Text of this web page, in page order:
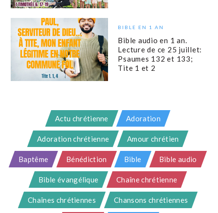
BIBLE EN 1 AN
Bible audio en 1 an.
Lecture de ce 25 juillet:
Psaumes 132 et 133;
Tite 1 et 2
Actu chrétienne Adoration
Adoration chrétienne Amour chrétien
Baptême Bénédiction Bible Bible audio
Bible évangélique Chaîne chrétienne
Chaînes chrétiennes Chansons chrétiennes